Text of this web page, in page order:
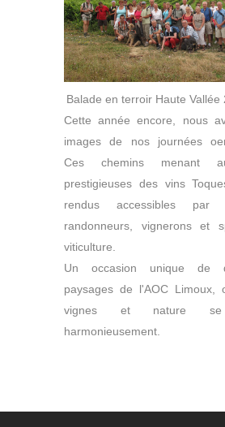
Balade en terroir Haute Vallée
Cette année encore, nous
images de nos journées
Ces chemins menant
prestigieuses des vins
rendus accessibles par
randonneurs, vignerons et
viticulture.
Un occasion unique de
paysages de l'AOC Limoux,
vignes et nature se
harmonieusement.